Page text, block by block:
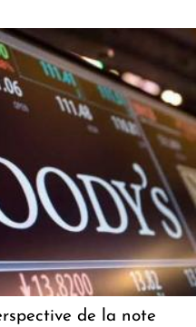
de la note